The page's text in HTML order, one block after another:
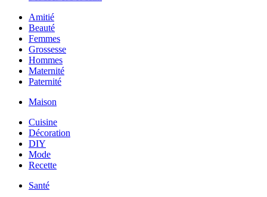
Amitié
Beauté
Femmes
Grossesse
Hommes
Maternité
Paternité
Maison
Cuisine
Décoration
DIY
Mode
Recette
Santé